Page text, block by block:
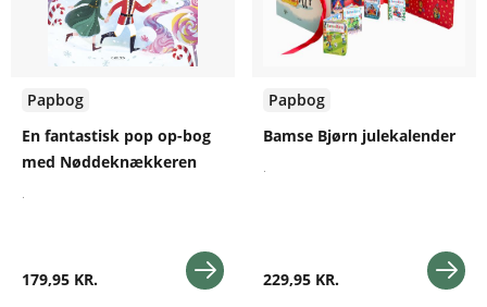
Papbog
En fantastisk pop op-bog
med Nøddeknækkeren
.
179,95 KR.
Papbog
Bamse Bjørn julekalender
.
229,95 KR.